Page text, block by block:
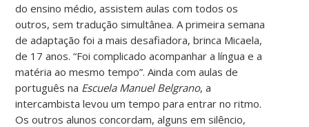
do ensino médio, assistem aulas com todos os
outros, sem tradução simultânea. A primeira semana
de adaptação foi a mais desafiadora, brinca Micaela,
de 17 anos. “Foi complicado acompanhar a língua e a
matéria ao mesmo tempo”. Ainda com aulas de
português na Escuela Manuel Belgrano, a
intercambista levou um tempo para entrar no ritmo.
Os outros alunos concordam, alguns em silêncio,